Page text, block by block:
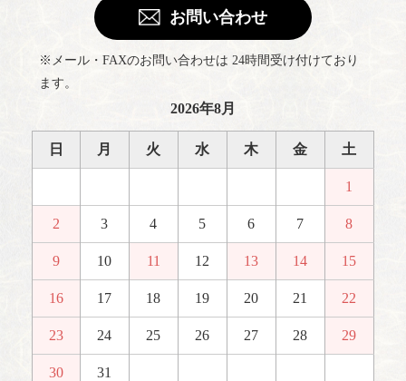
お問い合わせ
※メール・FAXのお問い合わせは 24時間受け付けており
ます。
2026年8月
日 月 火 水 木 金 土
1
2 3 4 5 6 7 8
9 10 11 12 13 14 15
16 17 18 19 20 21 22
23 24 25 26 27 28 29
30 31